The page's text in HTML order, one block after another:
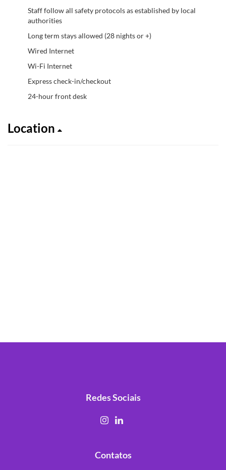
Staff follow all safety protocols as established by local
authorities
Long term stays allowed (28 nights or +)
Wired Internet
Wi-Fi Internet
Express check-in/checkout
24-hour front desk
Location
Redes Sociais
Contatos